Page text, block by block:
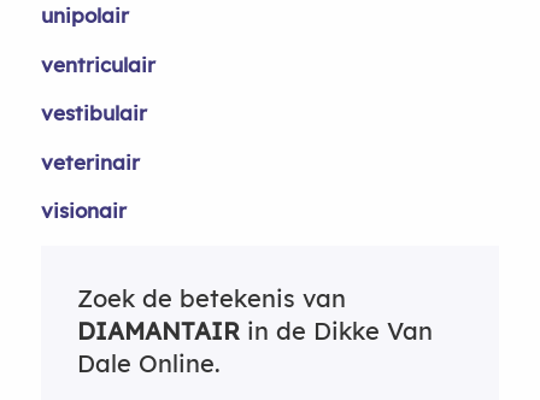
unipolair
ventriculair
vestibulair
veterinair
visionair
Zoek de betekenis van
DIAMANTAIRin de Dikke Van
Dale Online.